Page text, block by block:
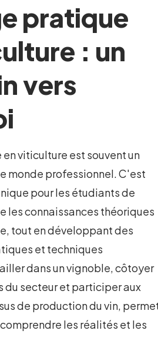
pratique
: un
vers
viticulture est souvent un
monde professionnel. C'est
pour les étudiants de
les connaissances théoriques
tout en développant des
et techniques
dans un vignoble, côtoyer
du secteur et participer aux
de production du vin,
les réalités et les